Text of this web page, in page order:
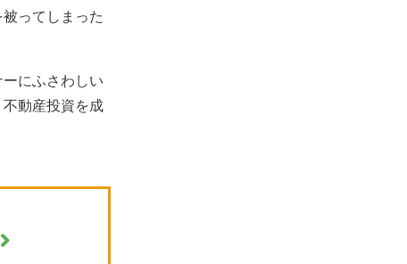
ってしまった
にふさわしい
動産投資を成